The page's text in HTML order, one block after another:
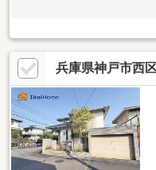
兵庫県神戸市西